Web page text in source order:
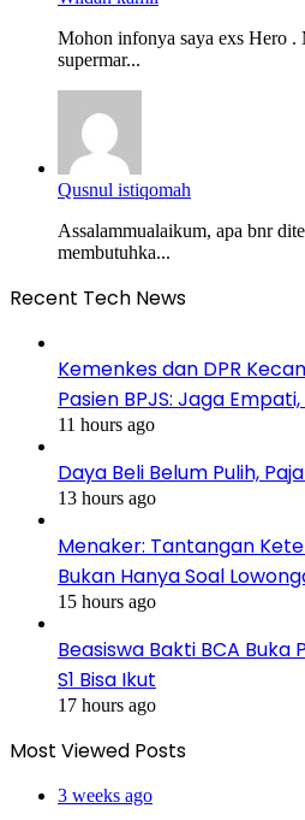
Mohon infonya saya exs Hero .
supermar...
Qusnul istiqomah
Assalammualaikum, apa bnr
membutuhka...
Recent Tech News
Kemenkes dan DPR
Pasien BPJS: Jaga
11 hours ago
Daya Beli Belum Pulih,
13 hours ago
Menaker: Tantangan
Bukan Hanya Soal
15 hours ago
Beasiswa Bakti BCA
S1 Bisa Ikut
17 hours ago
Most Viewed Posts
3 weeks ago